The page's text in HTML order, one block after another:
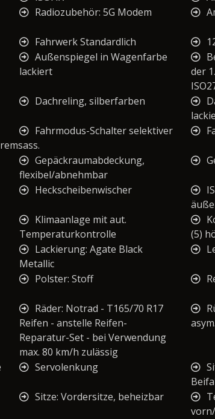
Radiozubehör: 5G Modem
Fahrwerk Standardlich
Außenspiegel in Wagenfarbe
lackiert
der
Dachreling, silberfarben
Fahrmodus-Schalter selektiver
Gepäckraumabdeckung,
flexibel/abnehmbar
Heckscheibenwischer
Klimaanlage mit aut.
Temperaturkontrolle
(5)
Lackierung: Agate Black
Metallic
Polster: Stoff
Räder: Notrad - T165/70 R17
Reifen - anstelle Reifen-
Reparatur-Set - bei Verwendung
max. 80 km/h zulässig
Servolenkung
Sitze: Vordersitze, beheizbar